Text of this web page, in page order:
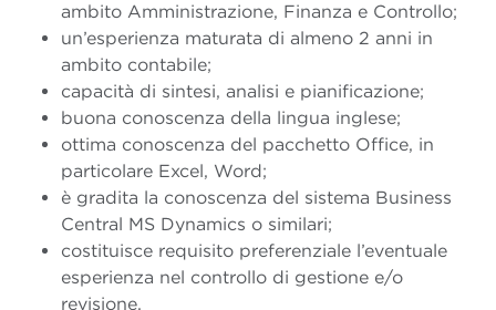
ambito Amministrazione, Finanza e Controllo;
un’esperienza maturata di almeno 2 anni in
ambito contabile;
capacità di sintesi, analisi e pianificazione;
buona conoscenza della lingua inglese;
ottima conoscenza del pacchetto Office, in
particolare Excel, Word;
è gradita la conoscenza del sistema Business
Central MS Dynamics o similari;
costituisce requisito preferenziale l’eventuale
esperienza nel controllo di gestione e/o
revisione.